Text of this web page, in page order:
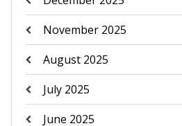
November 2025
August 2025
July 2025
June 2025